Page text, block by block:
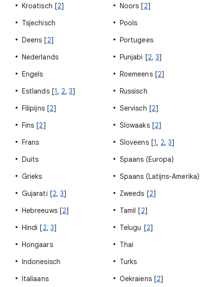
Kroatisch [2]
Tsjechisch
Deens [2]
Nederlands
Engels
Estlands [1, 2,3]
Filipijns [2]
Fins [2]
Frans
Duits
Grieks
Gujarati [2,3]
Hebreeuws [2]
Hindi [2, 3]
Hongaars
Indonesisch
Italiaans
Noors [2]
Pools
Portugees
Punjabi [2, 3]
Roemeens [2]
Russisch
Servisch [2]
Slowaaks [2]
Sloveens [1, 2,3]
Spaans (Europa)
Spaans (Latijns-Amerika)
Zweeds [2]
Tamil [2]
Telugu [2]
Thai
Turks
Oekraïens [2]